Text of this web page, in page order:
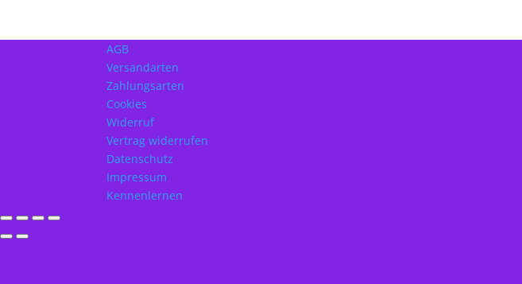
AGB
Versandarten
Zahlungsarten
Cookies
Widerruf
Vertrag widerrufen
Datenschutz
Impressum
Kennenlernen